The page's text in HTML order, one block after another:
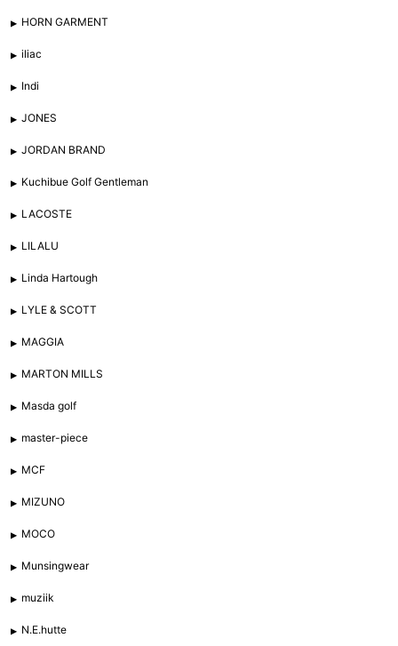
HORN GARMENT
iliac
Indi
JONES
JORDAN BRAND
Kuchibue Golf Gentleman
LACOSTE
LILALU
Linda Hartough
LYLE & SCOTT
MAGGIA
MARTON MILLS
Masda golf
master-piece
MCF
MIZUNO
MOCO
Munsingwear
muziik
N.E.hutte